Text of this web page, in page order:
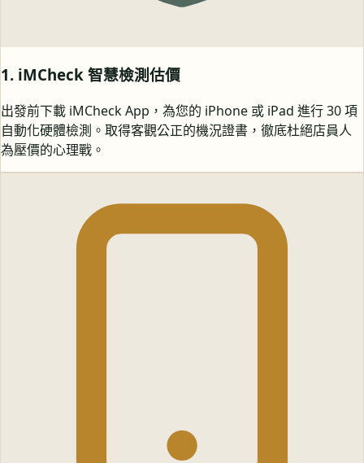
1. iMCheck 智慧檢測估價
出發前下載 iMCheck App，為您的 iPhone 或 iPad 進行 30 項
自動化硬體檢測。取得客觀公正的機況證書，徹底杜絕店員人
為壓價的心理戰。